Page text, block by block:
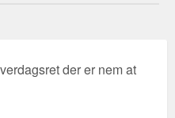
der er nem at